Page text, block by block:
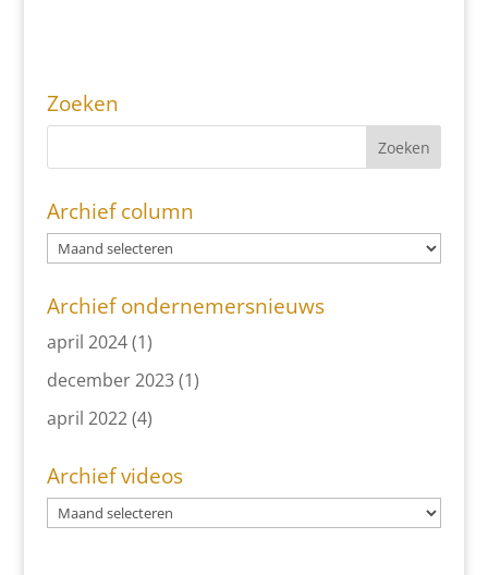
Zoeken
Archief column
Archief ondernemersnieuws
april 2024(1)
december 2023(1)
april 2022(4)
Archief videos